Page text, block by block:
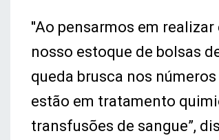
''Ao pensarmos em
nosso estoque de bolsas
queda brusca nos
estão em tratamento
transfusões de sangue”,